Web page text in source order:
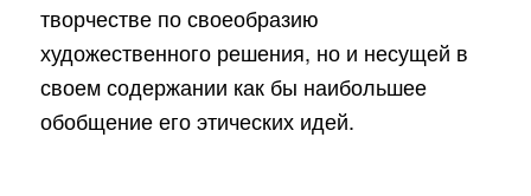
творчестве по своеобразию
художественного решения, но и несущей в
своем содержании как бы наибольшее
обобщение его этических идей.